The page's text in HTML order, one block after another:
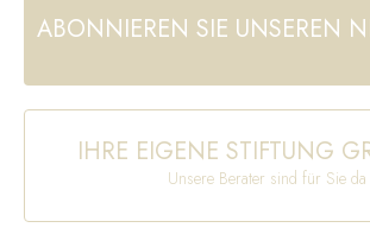
ABONNIEREN SIE UNSEREN
IHRE EIGENE STIFTUNG
Unsere Berater sind für Sie da